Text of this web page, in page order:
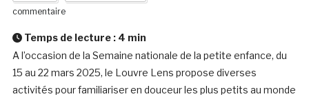
commentaire
Temps de lecture : 4 min
A l’occasion de la Semaine nationale de la petite enfance, du
15 au 22 mars 2025, le Louvre Lens propose diverses
activités pour familiariser en douceur les plus petits au monde